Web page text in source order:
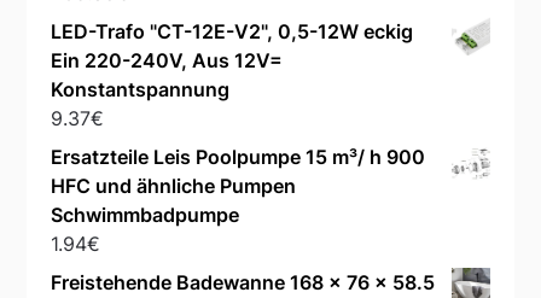
LED-Trafo "CT-12E-V2", 0,5-12W eckig
Ein 220-240V, Aus 12V=
Konstantspannung
9.37€
Ersatzteile Leis Poolpumpe 15 m³/ h 900
HFC und ähnliche Pumpen
Schwimmbadpumpe
1.94€
Freistehende Badewanne 168 x 76 x 58.5